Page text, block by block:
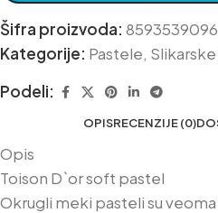
Šifra proizvoda:
Kategorije: Pastele,
Podeli:
OPISRECENZIJE (0)
Opis
Toison D`or soft pastel
Okrugli meki pasteli su